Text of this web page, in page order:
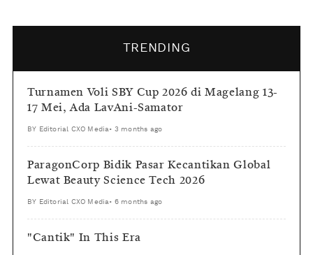
TRENDING
Turnamen Voli SBY Cup 2026 di Magelang 13-
17 Mei, Ada LavAni-Samator
BY Editorial CXO Media• 3 months ago
ParagonCorp Bidik Pasar Kecantikan Global
Lewat Beauty Science Tech 2026
BY Editorial CXO Media• 6 months ago
"Cantik" In This Era